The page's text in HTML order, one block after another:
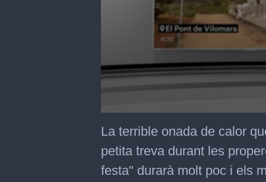
seconds
of
minutes,
59
seconds
La terrible onada de calor
petita treva durant les
festa" durarà molt poc i els